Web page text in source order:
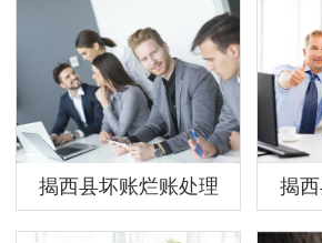
揭西县坏账烂账处理 揭